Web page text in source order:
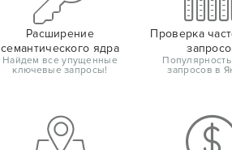
Расширение
семантического ядра
Найдем все упущенные
ключевые запросы!
Проверка
запросов в